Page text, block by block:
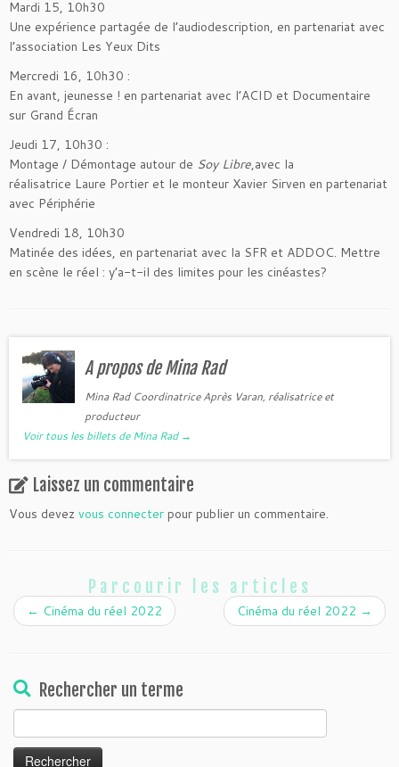
Mardi 15, 10h30
Une expérience partagée de l’audiodescription, en partenariat avec
l’association Les Yeux Dits
Mercredi 16, 10h30 :
En avant, jeunesse ! en partenariat avec l’ACID et Documentaire
sur Grand Écran
Jeudi 17, 10h30 :
Montage / Démontage autour de Soy Libre,avec la
réalisatrice Laure Portier et le monteur Xavier Sirven en partenariat
avec Périphérie
Vendredi 18, 10h30
Matinée des idées, en partenariat avec la SFR et ADDOC. Mettre
en scène le réel : y’a-t-il des limites pour les cinéastes?
A propos de Mina Rad
Mina Rad Coordinatrice Après Varan, réalisatrice et
producteur
Voir tous les billets de Mina Rad →
Laissez un commentaire
Vous devez vous connecter pour publier un commentaire.
Parcourir les articles
← Cinéma du réel 2022 Cinéma du réel 2022 →
Rechercher un terme
Rechercher :